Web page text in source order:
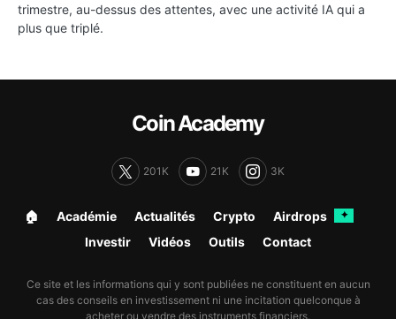
trimestre, au-dessus des attentes, avec une activité IA qui a
plus que triplé.
Coin Academy
201K 21K 3K
🏠︎ Académie Actualités Crypto Airdrops ✦
Investir Vidéos Outils Contact
Ce site et les informations qui y sont publiées ne constituent en aucun
cas des conseils en investissement ni une incitation quelconque à
acheter ou vendre des instruments financiers.